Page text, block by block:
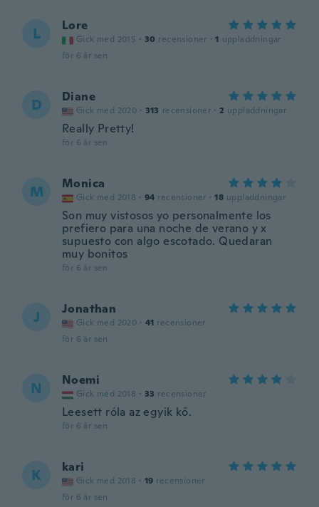
L Lore
Gick med 2015 · 30 recensioner · 1 uppladdningar
för 6 år sen
D Diane
Gick med 2020 · 313 recensioner · 2 uppladdningar
Really Pretty!
för 6 år sen
M Monica
Gick med 2018 · 94 recensioner · 18 uppladdningar
Son muy vistosos yo personalmente los
prefiero para una noche de verano y x
supuesto con algo escotado. Quedaran
muy bonitos
för 6 år sen
J Jonathan
Gick med 2020 · 41 recensioner
för 6 år sen
N Noemi
Gick med 2018 · 33 recensioner
Leesett róla az egyik kő.
för 6 år sen
K kari
Gick med 2018 · 19 recensioner
för 6 år sen